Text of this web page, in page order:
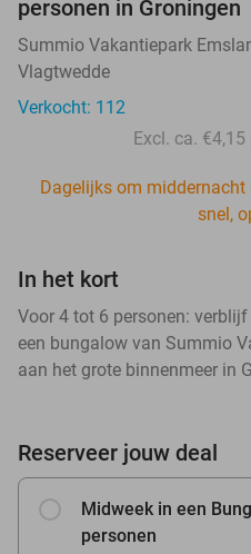
personen in Groningen
Summio Vakantiepark
Vlagtwedde
Verkocht: 112
Excl. ca.
Dagelijks om middernacht
snel,
In het kort
Voor 4 tot 6 personen:
een bungalow van Summio
aan het grote binnenmeer in
Reserveer jouw deal
Midweek in een
personen